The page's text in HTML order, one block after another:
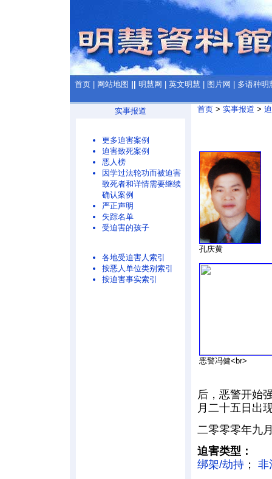
首页 网站地图 明慧网 英文明慧 图片网 多语种明
实事报道
更多迫害案例
迫害致死案例
恶人榜
因学过法轮功而被迫害
致死者和详情需要继续
确认案例
严正声明
失踪名单
受迫害的孩子
各地受迫害人索引
按恶人单位类别索引
按迫害事实索引
首页 > 实事报道 >
孔庆黄
恶警冯健<br>
后，恶警开始
月二十五日出
二零零零年九
迫害类型：
绑架/劫持 ； 非